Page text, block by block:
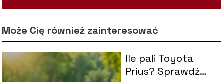
Może Cię również zainteresować
Ile pali Toyota
Prius? Sprawdź